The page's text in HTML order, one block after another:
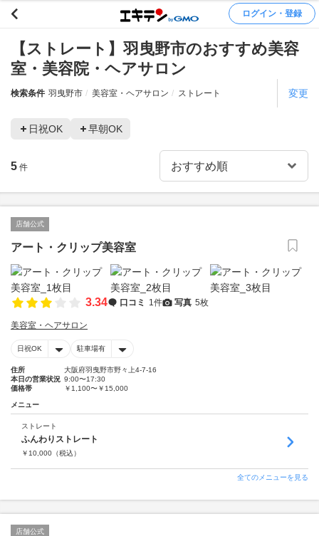
ログイン・登録
【ストレート】羽曳野市のおすすめ美容
室・美容院・ヘアサロン
検索条件 羽曳野市 美容室・ヘアサロン ストレート 変更
日祝OK 早朝OK
5 件
店舗公式
アート・クリップ美容室
3.34 口コミ 1件 写真 5枚
美容室・ヘアサロン
日祝OK 駐車場有
住所
大阪府羽曳野市野々上4-7-16
本日の営業状況 9:00〜17:30
価格帯
￥1,100〜￥15,000
メニュー
ストレート
ふんわりストレート
￥ 10,000 （税込）
全てのメニューを見る
店舗公式